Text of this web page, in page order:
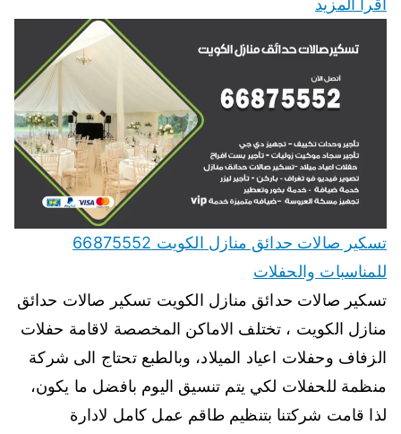
اقرأ المزيد
تسكير صالات حدائق منازل الكويت 66875552
للمناسبات والحفلات
تسكير صالات حدائق منازل الكويت تسكير صالات حدائق
منازل الكويت ، تختلف الاماكن المخصصة لاقامة حفلات
الزفاف وحفلات اعياد الميلاد، وبالطبع تحتاج الى شركة
منظمة للحفلات لكي يتم تنسيق اليوم بافضل ما يكون،
لذا قامت شركتنا بتنظيم طاقم عمل كامل لادارة